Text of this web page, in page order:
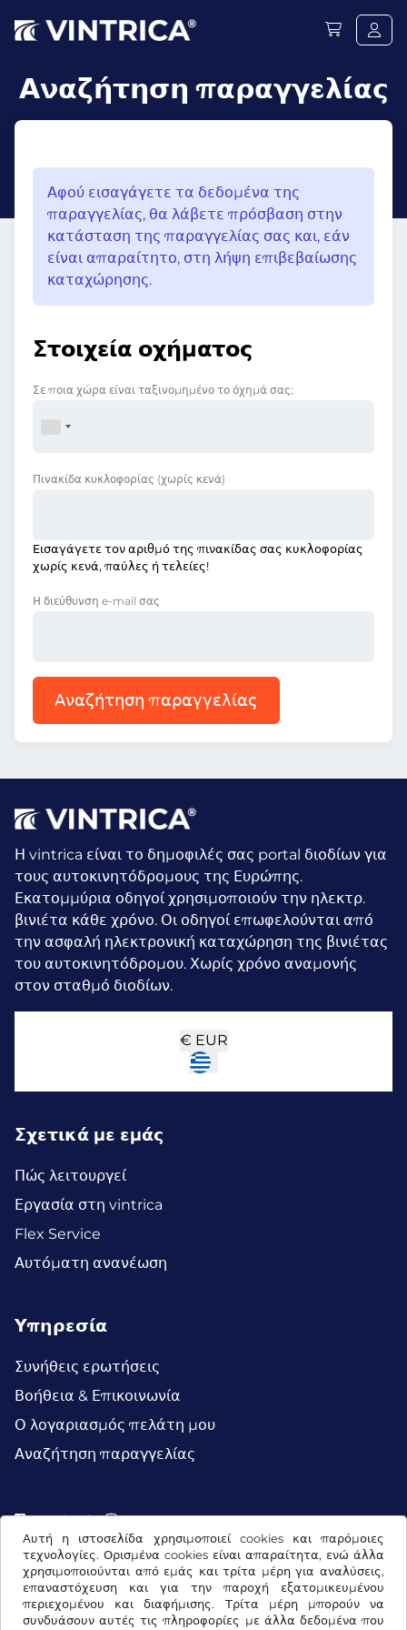
Αυτή η ιστοσελίδα χρησιμοποιεί cookies και παρόμοιες
τεχνολογίες. Ορισμένα cookies είναι απαραίτητα, ενώ άλλα
χρησιμοποιούνται από εμάς και τρίτα μέρη για αναλύσεις,
επαναστόχευση και για την παροχή εξατομικευμένου
περιεχομένου και διαφήμισης. Τρίτα μέρη μπορούν να
συνδυάσουν αυτές τις πληροφορίες με άλλα δεδομένα που
Αναζήτηση παραγγελίας
Αφού εισαγάγετε τα δεδομένα της
παραγγελίας, θα λάβετε πρόσβαση στην
κατάσταση της παραγγελίας σας και, εάν
είναι απαραίτητο, στη λήψη επιβεβαίωσης
καταχώρησης.
Στοιχεία οχήματος
Σε ποια χώρα είναι ταξινομημένο το όχημά σας;
Πινακίδα κυκλοφορίας (χωρίς κενά)
Εισαγάγετε τον αριθμό της πινακίδας σας κυκλοφορίας
χωρίς κενά, παύλες ή τελείες!
Η διεύθυνση e-mail σας
Αναζήτηση παραγγελίας
Η vintrica είναι το δημοφιλές σας portal διοδίων για
τους αυτοκινητόδρομους της Ευρώπης.
Εκατομμύρια οδηγοί χρησιμοποιούν την ηλεκτρ.
βινιέτα κάθε χρόνο. Οι οδηγοί επωφελούνται από
την ασφαλή ηλεκτρονική καταχώρηση της βινιέτας
του αυτοκινητόδρομου. Χωρίς χρόνο αναμονής
στον σταθμό διοδίων.
€ EUR
Σχετικά με εμάς
Πώς λειτουργεί
Εργασία στη vintrica
Flex Service
Αυτόματη ανανέωση
Υπηρεσία
Συνήθεις ερωτήσεις
Βοήθεια & Επικοινωνία
Ο λογαριασμός πελάτη μου
Αναζήτηση παραγγελίας
Facebook Instagram